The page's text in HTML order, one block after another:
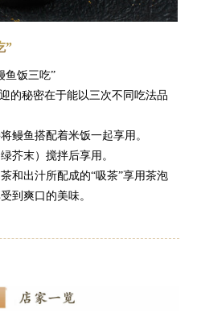
”
鱼饭三吃”
的秘密在于能以三次不同吃法品
鳗鱼搭配着米饭一起享用。
芥末）搅拌后享用。
和出汁所配成的“吸茶”享用茶泡
到爽口的美味。